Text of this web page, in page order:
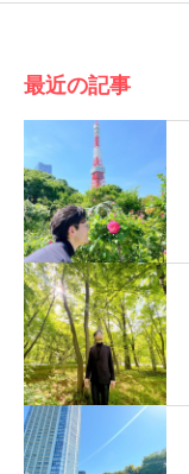
最近の記事